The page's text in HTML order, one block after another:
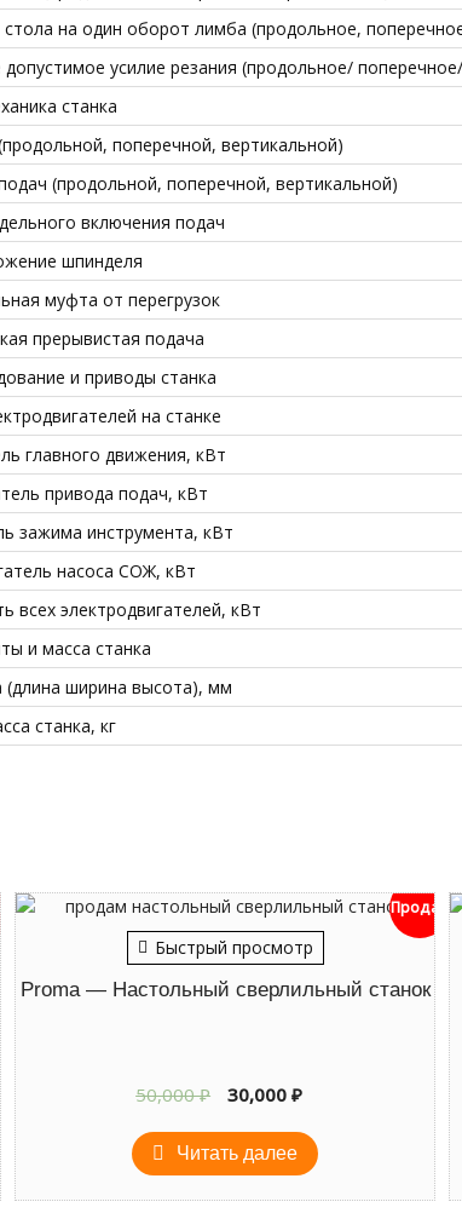
на один оборот лимба (продольное,
усилие резания (продольное/
станка
поперечной, вертикальной)
(продольной, поперечной, вертикальной)
включения подач
шпинделя
муфта от перегрузок
прерывистая подача
и приводы станка
на станке
главного движения, кВт
привода подач, кВт
зажима инструмента, кВт
насоса СОЖ, кВт
всех электродвигателей, кВт
и масса станка
(длина ширина высота), мм
станка, кг
Быстрый просмотр
Продан
Proma — Настольный сверлильный станок
50,000₽
Первоначальная
составляла
50,000 ₽.
30,000₽
30,000 ₽.
Читать далее